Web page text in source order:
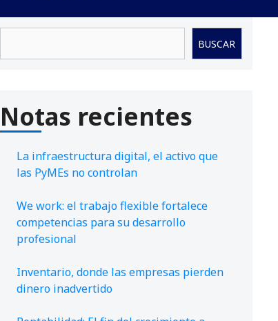
BUSCAR
Notas recientes
La infraestructura digital, el activo que
las PyMEs no controlan
We work: el trabajo flexible fortalece
competencias para su desarrollo
profesional
Inventario, donde las empresas pierden
dinero inadvertido